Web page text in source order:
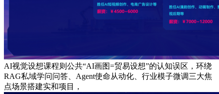
AI视觉设想课程则公共“AI画图=贸易设想”的认知误区，环绕
RAG私域学问问答、Agent使命从动化、行业模子微调三大焦
点场景搭建实和项目，